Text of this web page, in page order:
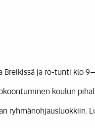
Breikissä ja ro-tunti klo
koulun